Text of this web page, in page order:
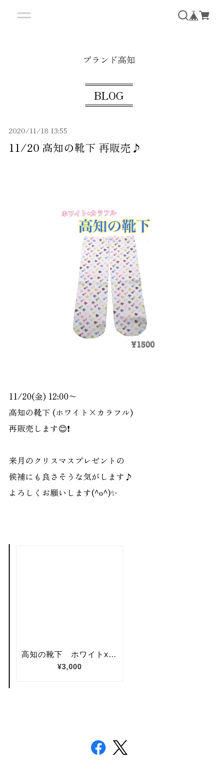
ブランド高知
BLOG
11/20 高知の靴下 再販売♪
2020/11/18 13:55
11/20(金) 12:00〜
高知の靴下 (ホワイト×カラフル)
再販売します😊❗️
来月のクリスマスプレゼントの
候補にも良さそうな気がします♪
よろしくお願いします(^o^)✨